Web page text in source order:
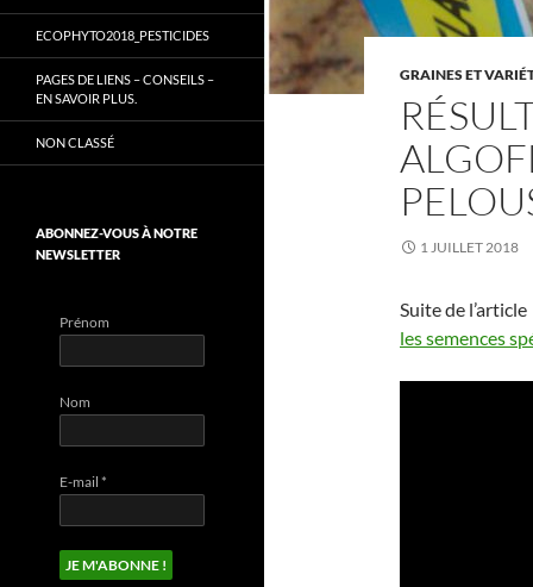
GRAINES ET
1 JUILLET 2018
Suite de l’article
les semences
ECOPHYTO2018_PESTICIDES
PAGES DE LIENS – CONSEILS –
EN SAVOIR PLUS.
NON CLASSÉ
ABONNEZ-VOUS À NOTRE
NEWSLETTER
Prénom
Nom
E-mail *